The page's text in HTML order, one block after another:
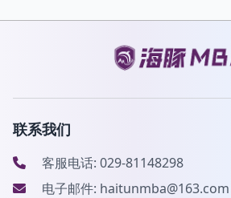
联系我们
客服电话: 029-81148298
电子邮件: haitunmba@163.com